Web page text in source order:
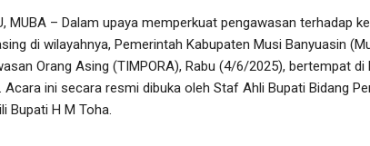
MUBA – Dalam upaya memperkuat pengawasan terhadap
di wilayahnya, Pemerintah Kabupaten Musi Banyuasin
Orang Asing (TIMPORA), Rabu (4/6/2025), bertempat di
Acara ini secara resmi dibuka oleh Staf Ahli Bupati Bidang
Bupati H M Toha.